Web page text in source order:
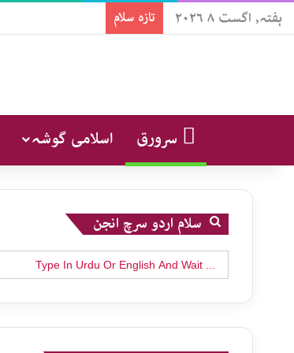
ہفتہ, اگست ۸ ۲۰۲۶ تازہ سلام
سرورق اسلامی گوشہ
سلام اردو سرچ انجن
Search
for: